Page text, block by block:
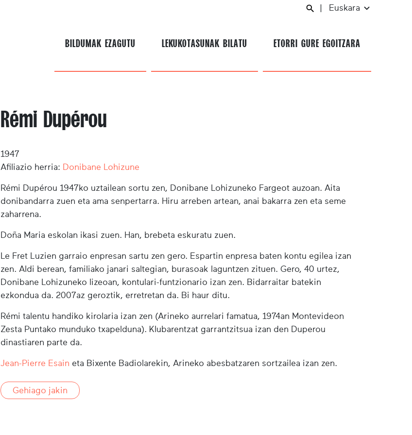
Euskara
BILDUMAK EZAGUTU LEKUKOTASUNAK BILATU ETORRI GURE EGOITZARA
Rémi Dupérou
1947
Afiliazio herria: Donibane Lohizune
Rémi Dupérou 1947ko uztailean sortu zen, Donibane Lohizuneko Fargeot auzoan. Aita
donibandarra zuen eta ama senpertarra. Hiru arreben artean, anai bakarra zen eta seme
zaharrena.
Doña Maria eskolan ikasi zuen. Han, brebeta eskuratu zuen.
Le Fret Luzien garraio enpresan sartu zen gero. Espartin enpresa baten kontu egilea izan
zen. Aldi berean, familiako janari saltegian, burasoak laguntzen zituen. Gero, 40 urtez,
Donibane Lohizuneko lizeoan, kontulari-funtzionario izan zen. Bidarraitar batekin
ezkondua da. 2007az geroztik, erretretan da. Bi haur ditu.
Rémi talentu handiko kirolaria izan zen (Arineko aurrelari famatua, 1974an Montevideon
Zesta Puntako munduko txapelduna). Klubarentzat garrantzitsua izan den Duperou
dinastiaren parte da.
Jean-Pierre Esain eta Bixente Badiolarekin, Arineko abesbatzaren sortzailea izan zen.
Gehiago jakin